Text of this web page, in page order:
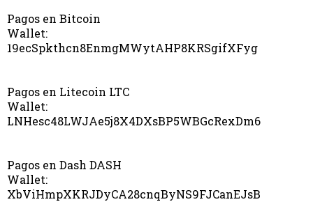
Pagos en Bitcoin
Wallet:
19ecSpkthcn8EnmgMWytAHP8KRSgifXFyg
Pagos en Litecoin LTC
Wallet:
LNHesc48LWJAe5j8X4DXsBP5WBGcRexDm6
Pagos en Dash DASH
Wallet:
XbViHmpXKRJDyCA28cnqByNS9FJCanEJsB